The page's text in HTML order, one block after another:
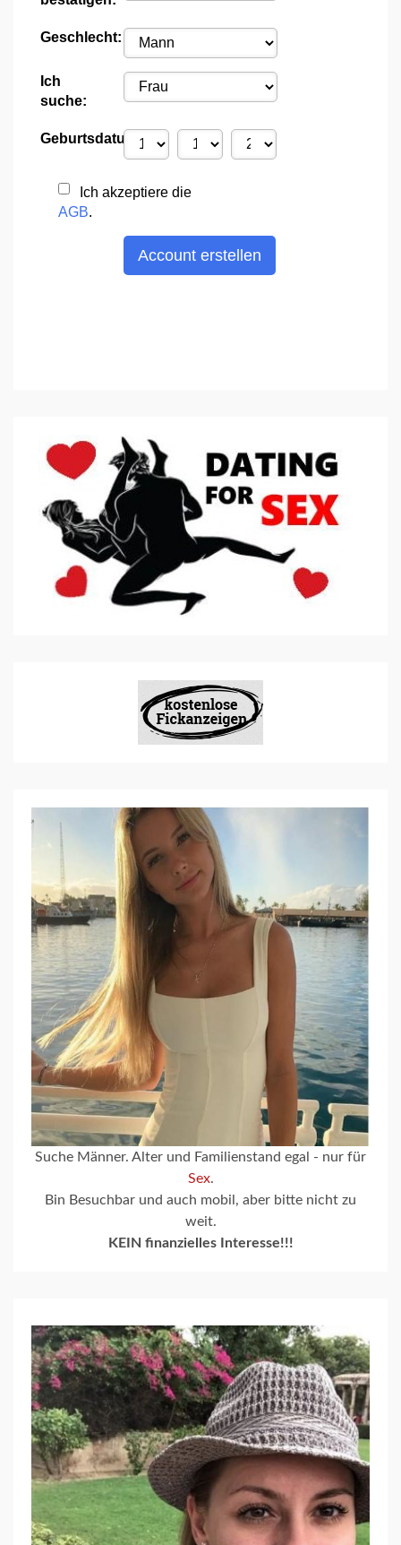
Suche Männer. Alter und Familienstand egal - nur für
Sex.
Bin Besuchbar und auch mobil, aber bitte nicht zu
weit.
KEIN finanzielles Interesse!!!